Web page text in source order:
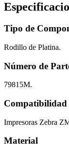
Tipo de
Rodillo de Platina.
Número de
79815M.
Compatibilidad
Impresoras Zebra
Material